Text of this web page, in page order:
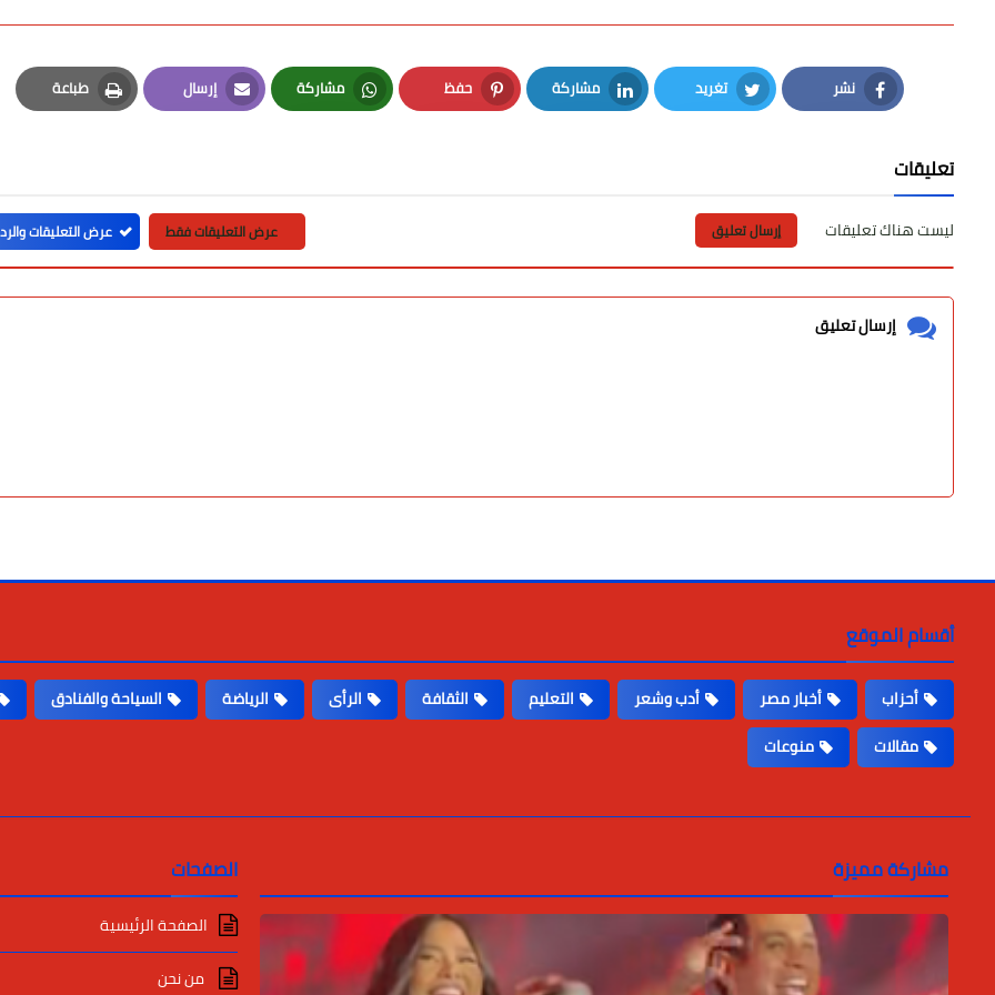
نشر
Facebook
تغريد
Twitter
مشاركة
LinkedIn
حفظ
Pinterest
مشاركة
Whatsapp
إرسال
Email
طباعة
Print
تعليقات
ليست هناك تعليقات إرسال تعليق عرض التعليقات فقط عرض التعليقات
إرسال تعليق
أقسام الموقع
أحزاب أخبار مصر أدب وشعر التعليم الثقافة الرأى الرياضة
السياحة والفنادق
مقالات
منوعات
مشاركة مميزة الصفحات
الصفحة الرئيسية
من نحن